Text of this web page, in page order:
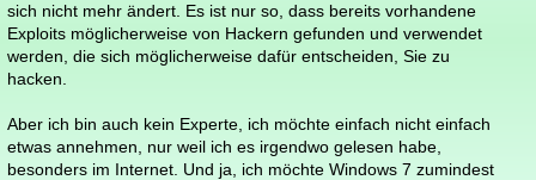
sich nicht mehr ändert. Es ist nur so, dass bereits vorhandene
Exploits möglicherweise von Hackern gefunden und verwendet
werden, die sich möglicherweise dafür entscheiden, Sie zu
hacken.
Aber ich bin auch kein Experte, ich möchte einfach nicht einfach
etwas annehmen, nur weil ich es irgendwo gelesen habe,
besonders im Internet. Und ja, ich möchte Windows 7 zumindest